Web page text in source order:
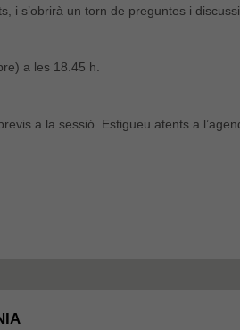
i s’obrirà un torn de preguntes i
a les 18.45 h.
a la sessió. Estigueu atents a